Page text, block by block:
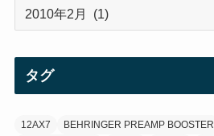
(21)
(3)
タグ
12AX7 BEHRINGER PREAMP BOOSTER